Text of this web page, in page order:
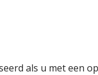
als u met een